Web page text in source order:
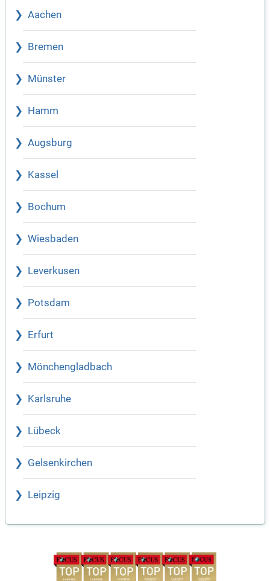
Aachen
Bremen
Münster
Hamm
Augsburg
Kassel
Bochum
Wiesbaden
Leverkusen
Potsdam
Erfurt
Mönchengladbach
Karlsruhe
Lübeck
Gelsenkirchen
Leipzig